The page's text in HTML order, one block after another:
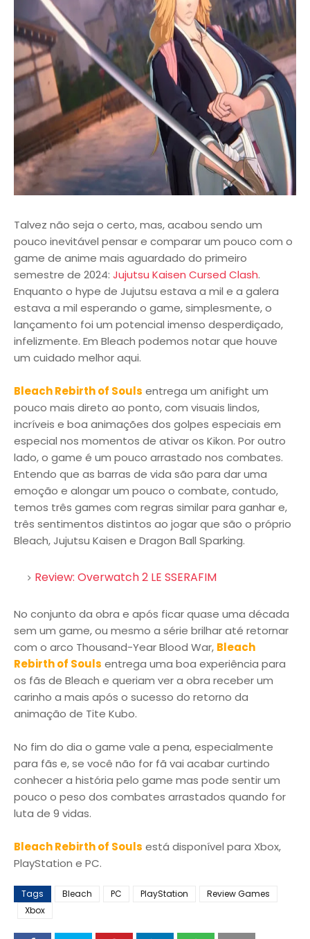
Talvez não seja o certo, mas, acabou sendo um
pouco inevitável pensar e comparar um pouco com o
game de anime mais aguardado do primeiro
semestre de 2024: Jujutsu Kaisen Cursed Clash.
Enquanto o hype de Jujutsu estava a mil e a galera
estava a mil esperando o game, simplesmente, o
lançamento foi um potencial imenso desperdiçado,
infelizmente. Em Bleach podemos notar que houve
um cuidado melhor aqui.
Bleach Rebirth of Souls entrega um anifight um
pouco mais direto ao ponto, com visuais lindos,
incríveis e boa animações dos golpes especiais em
especial nos momentos de ativar os Kikon. Por outro
lado, o game é um pouco arrastado nos combates.
Entendo que as barras de vida são para dar uma
emoção e alongar um pouco o combate, contudo,
temos três games com regras similar para ganhar e,
três sentimentos distintos ao jogar que são o próprio
Bleach, Jujutsu Kaisen e Dragon Ball Sparking.
Review: Overwatch 2 LE SSERAFIM
No conjunto da obra e após ficar quase uma década
sem um game, ou mesmo a série brilhar até retornar
com o arco Thousand-Year Blood War, Bleach
Rebirth of Souls entrega uma boa experiência para
os fãs de Bleach e queriam ver a obra receber um
carinho a mais após o sucesso do retorno da
animação de Tite Kubo.
No fim do dia o game vale a pena, especialmente
para fãs e, se você não for fã vai acabar curtindo
conhecer a história pelo game mas pode sentir um
pouco o peso dos combates arrastados quando for
luta de 9 vidas.
Bleach Rebirth of Souls está disponível para Xbox,
PlayStation e PC.
Tags Bleach PC PlayStation
Review Games
Xbox